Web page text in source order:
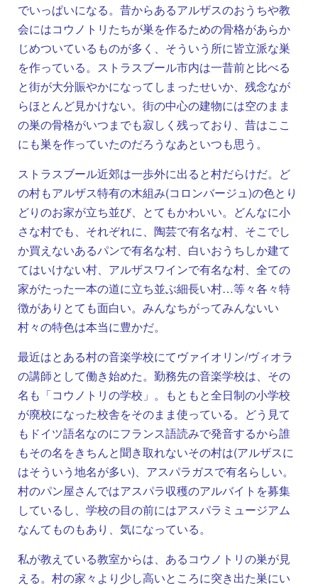
でいっぱいになる。昔からあるアルザスのおうちや教
会にはコウノトリたちが巣を作るための骨格があらか
じめついているものが多く、そういう所に皆立派な巣
を作っている。ストラスブール市内は一昔前と比べる
と街が大分賑やかになってしまったせいか、残念なが
らほとんど見かけない。街の中心の建物には空のまま
の巣の骨格がいつまでも寂しく残っており、昔はここ
にも巣を作っていたのだろうなあといつも思う。
ストラスブール近郊は一歩外に出ると村だらけだ。ど
の村もアルザス特有の木組み(コロンバージュ)の色とり
どりのお家が立ち並び、とてもかわいい。どんなに小
さな村でも、それぞれに、陶芸で有名な村、そこでし
か買えないあるパンで有名な村、白いおうちしか建て
てはいけない村、アルザスワインで有名な村、全ての
家がたった一本の道に立ち並ぶ細長い村…等々各々特
徴がありとても面白い。みんなちがってみんないい
村々の特色は本当に豊かだ。
最近はとある村の音楽学校にてヴァイオリン/ヴィオラ
の講師として働き始めた。勤務先の音楽学校は、その
名も「コウノトリの学校」。もともと全日制の小学校
が廃校になった校舎をそのまま使っている。どう見て
もドイツ語名なのにフランス語読みで発音するから誰
もその名をきちんと聞き取れないその村は(アルザスに
はそういう地名が多い)、アスパラガスで有名らしい。
村のパン屋さんではアスパラ収穫のアルバイトを募集
しているし、学校の目の前にはアスパラミュージアム
なんてものもあり、気になっている。
私が教えている教室からは、あるコウノトリの巣が見
える。村の家々より少し高いところに突き出た巣にい